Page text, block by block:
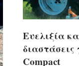
Eυελιξία
Compact